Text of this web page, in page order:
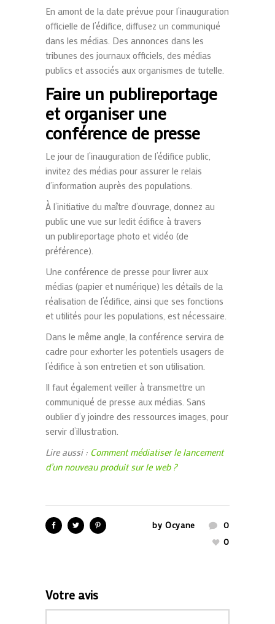
En amont de la date prévue pour l’inauguration
officielle de l’édifice, diffusez un communiqué
dans les médias. Des annonces dans les
tribunes des journaux officiels, des médias
publics et associés aux organismes de tutelle.
Faire un publireportage
et organiser une
conférence de presse
Le jour de l’inauguration de l’édifice public,
invitez des médias pour assurer le relais
d’information auprès des populations.
À l’initiative du maître d’ouvrage, donnez au
public une vue sur ledit édifice à travers
un publireportage photo et vidéo (de
préférence).
Une conférence de presse pour livrer aux
médias (papier et numérique) les détails de la
réalisation de l’édifice, ainsi que ses fonctions
et utilités pour les populations, est nécessaire.
Dans le même angle, la conférence servira de
cadre pour exhorter les potentiels usagers de
l’édifice à son entretien et son utilisation.
Il faut également veiller à transmettre un
communiqué de presse aux médias. Sans
oublier d’y joindre des ressources images, pour
servir d’illustration.
Lire aussi : Comment médiatiser le lancement
d’un nouveau produit sur le web ?
by Ocyane
0
0
Votre avis